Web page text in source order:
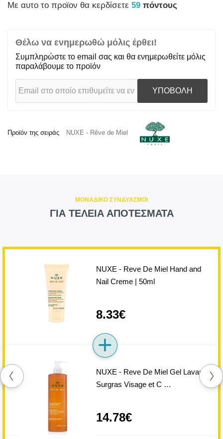
Mε αυτο το προϊον θα κερδίσετε 59 πόντους
Θέλω να ενημερωθώ μόλις έρθει!
Συμπληρώστε το email σας και θα ενημερωθείτε μόλις
παραλάβουμε το προϊόν
ΥΠΟΒΟΛΗ
Προϊόν της σειράς NUXE - Rêve de Miel
ΜΟΝΑΔΙΚΟ ΣΥΝΔΥΑΣΜΟΙ
ΓΙΑ ΤΕΛΕΙΑ ΑΠΟΤΕΣΜΑΤΑ
NUXE - Reve De Miel Hand and
Nail Creme | 50ml
8.33€
NUXE - Reve De Miel Gel Lavant
Surgras Visage et C …
14.78€